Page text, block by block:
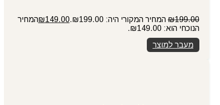
₪199.00 המחיר המקורי היה: ₪199.00. ₪149.00
המחיר
הנוכחי הוא: ₪149.00.
מעבר למוצר